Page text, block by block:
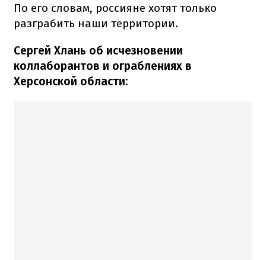
По его словам, россияне хотят только
разграбить наши территории.
Сергей Хлань об исчезновении
коллаборантов и ограблениях в
Херсонской области: